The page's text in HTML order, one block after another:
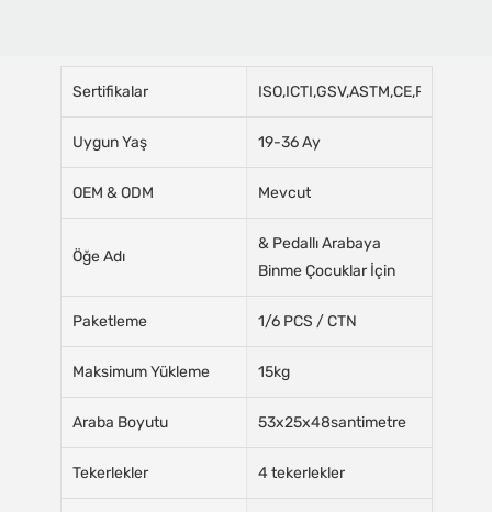
Sertifikalar ISO,ICTI,GSV,ASTM,CE,ROHS
Uygun Yaş 19-36 Ay
OEM & ODM Mevcut
Öğe Adı
& Pedallı Arabaya
Binme Çocuklar İçin
Paketleme 1/6 PCS / CTN
Maksimum Yükleme 15kg
Araba Boyutu 53x25x48santimetre
Tekerlekler 4 tekerlekler